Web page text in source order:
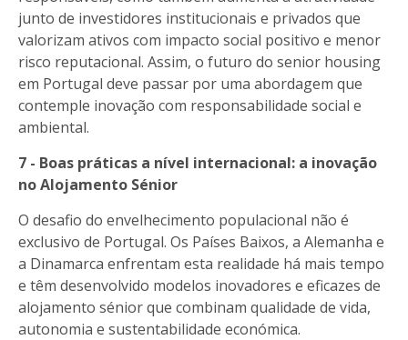
junto de investidores institucionais e privados que
valorizam ativos com impacto social positivo e menor
risco reputacional. Assim, o futuro do senior housing
em Portugal deve passar por uma abordagem que
contemple inovação com responsabilidade social e
ambiental.
7 - Boas práticas a nível internacional: a inovação
no Alojamento Sénior
O desafio do envelhecimento populacional não é
exclusivo de Portugal. Os Países Baixos, a Alemanha e
a Dinamarca enfrentam esta realidade há mais tempo
e têm desenvolvido modelos inovadores e eficazes de
alojamento sénior que combinam qualidade de vida,
autonomia e sustentabilidade económica.